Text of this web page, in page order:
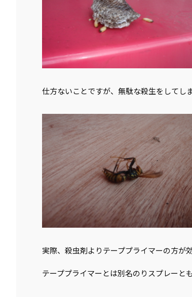
仕方ないことですが、無駄な殺生をしてし
実際、殺虫剤よりテーププライマーの方が
テーププライマーとは別名のりスプレーと